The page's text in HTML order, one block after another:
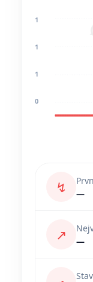
1
1
1
0
↯
—
↗
—
Stav